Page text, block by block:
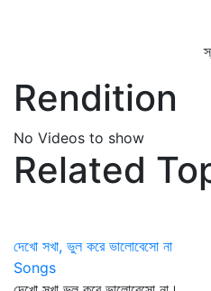
Rendition
No Videos to show
Related
দেখো সখা, ভুল করে ভালোবেসো না
Songs